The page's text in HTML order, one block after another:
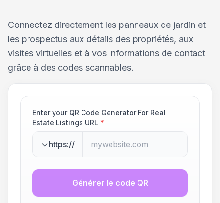
Connectez directement les panneaux de jardin et
les prospectus aux détails des propriétés, aux
visites virtuelles et à vos informations de contact
grâce à des codes scannables.
Enter your QR Code Generator For Real
Estate Listings URL *
https://
Générer le code QR